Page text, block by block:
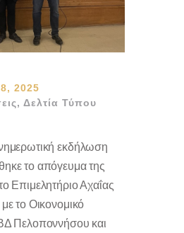
2025
, Δελτία Τύπου
εκδήλωση
το απόγευμα της
Επιμελητήριο Αχαΐας
το Οικονομικό
Πελοποννήσου και